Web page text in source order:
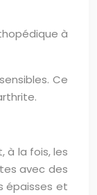
à
Ce
à la fois, les
avec des
épaisses et